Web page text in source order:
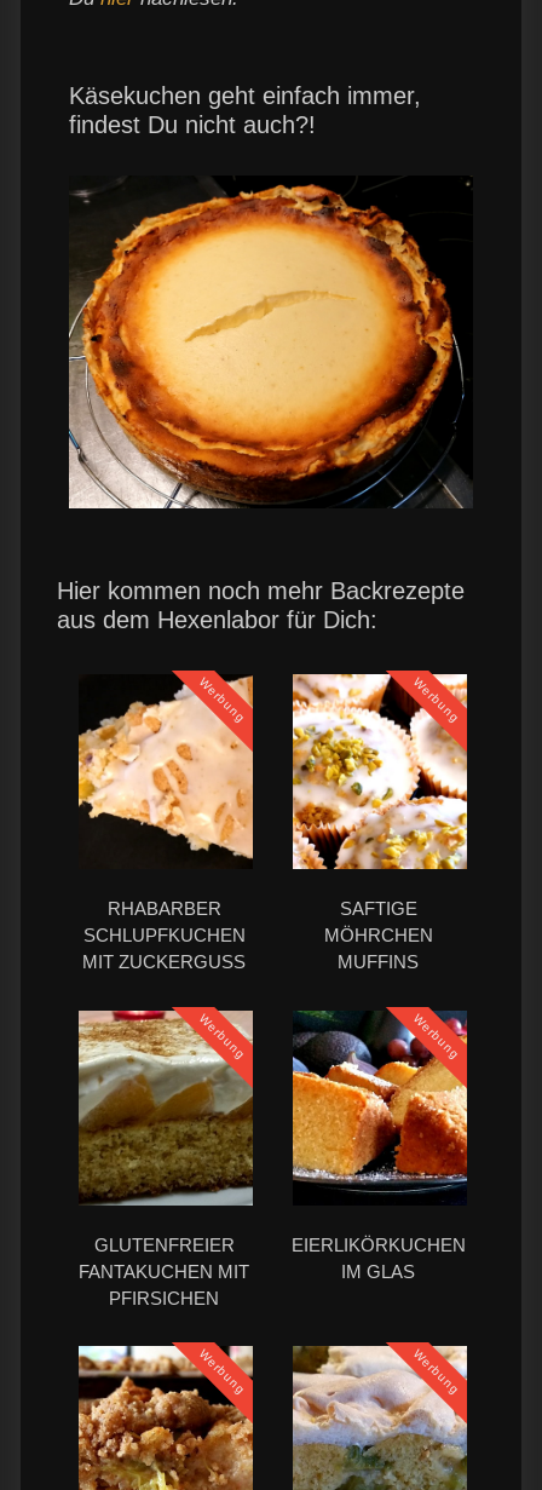
Käsekuchen geht einfach immer,
findest Du nicht auch?!
Hier kommen noch mehr Backrezepte
aus dem Hexenlabor für Dich:
Werbung
RHABARBER
SCHLUPFKUCHEN
MIT ZUCKERGUSS
Werbung
SAFTIGE
MÖHRCHEN
MUFFINS
Werbung
GLUTENFREIER
FANTAKUCHEN MIT
PFIRSICHEN
Werbung
EIERLIKÖRKUCHEN
IM GLAS
Werbung Werbung